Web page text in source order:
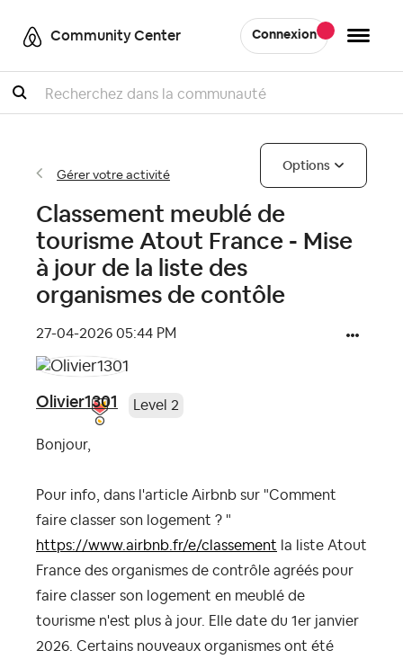
Community Center Connexion
Recherche
Gérer votre activité
Options
Classement meublé de
tourisme Atout France - Mise
à jour de la liste des
organismes de contôle
‎27-04-2026 05:44 PM
Olivier1301 Level 2
Bonjour,
Pour info, dans l'article Airbnb sur "Comment
faire classer son logement ? "
https://www.airbnb.fr/e/classement la liste Atout
France des organismes de contrôle agréés pour
faire classer son logement en meublé de
tourisme n'est plus à jour. Elle date du 1er janvier
2026. Certains nouveaux organismes ont été